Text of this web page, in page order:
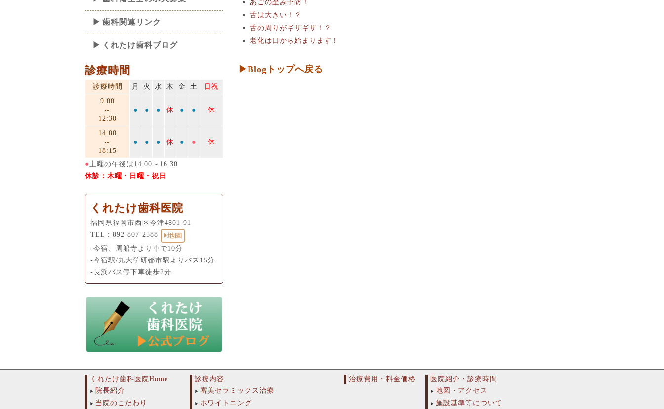
歯科関連リンク
くれたけ歯科ブログ
あごの歪み予防！
舌は大きい！？
舌の周りがギザギザ！？
老化は口から始まります！
▶Blogトップへ戻る
診療時間
診療時間 月 火 水 木 金 土
日祝
9:00
～
12:30
● ● ● 休 ● ● 休
14:00
～
18:15
● ● ● 休 ● ● 休
●土曜の午後は14:00～16:30
休診：木曜・日曜・祝日
くれたけ歯科医院
福岡県福岡市西区今津4801-91
TEL： 092-807-2588
-今宿、周船寺より車で10分
-今宿駅/九大学研都市駅よりバス15分
-長浜バス停下車徒歩2分
くれたけ歯科医院Home
院長紹介
当院のこだわり
診療内容
審美セラミックス治療
ホワイトニング
治療費用・料金価格
医院紹介・診療時間
地図・アクセス
施設基準等について